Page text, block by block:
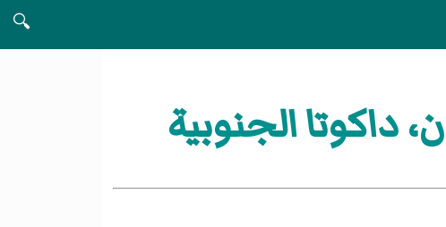
🔍
الجنوبية